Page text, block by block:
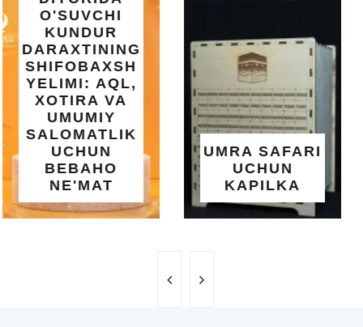
UMRA SAFARI
UCHUN
KAPILKA
INTEX EASY
SET BASSEYN
| 183X51 SM |
OSON
O'RNATILUVCHI
YOZGI
SALQINLIK VA
MAROQ